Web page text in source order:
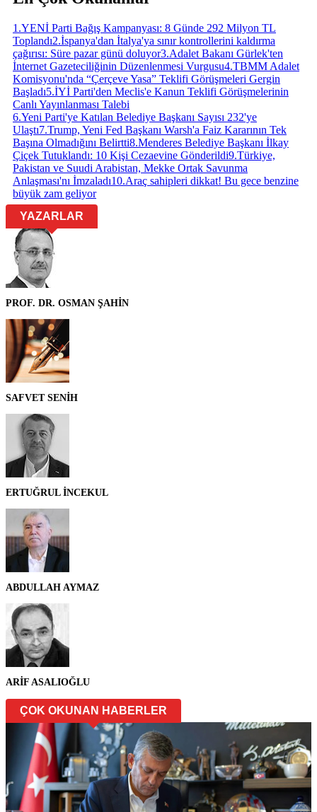
1 .YENİ Parti Bağış Kampanyası: 8 Günde 292 Milyon TL
Toplandı2.İspanya'dan İtalya'ya sınır kontrollerini kaldırma
çağırısı: Süre pazar günü doluyor3.Adalet Bakanı Gürlek'ten
İnternet Gazeteciliğinin Düzenlenmesi Vurgusu4.TBMM Adalet
Komisyonu'nda “Çerçeve Yasa” Teklifi Görüşmeleri Gergin
Başladı5.İYİ Parti'den Meclis'e Kanun Teklifi Görüşmelerinin
Canlı Yayınlanması Talebi
6.Yeni Parti'ye Katılan Belediye Başkanı Sayısı 232'ye
Ulaştı7.Trump, Yeni Fed Başkanı Warsh'a Faiz Kararının Tek
Başına Olmadığını Belirtti8.Menderes Belediye Başkanı İlkay
Çiçek Tutuklandı: 10 Kişi Cezaevine Gönderildi9.Türkiye,
Pakistan ve Suudi Arabistan, Mekke Ortak Savunma
Anlaşması'nı İmzaladı10.Araç sahipleri dikkat! Bu gece benzine
büyük zam geliyor
YAZARLAR
PROF. DR. OSMAN ŞAHİN
SAFVET SENİH
ERTUĞRUL İNCEKUL
ABDULLAH AYMAZ
ARİF ASALIOĞLU
ÇOK OKUNAN HABERLER